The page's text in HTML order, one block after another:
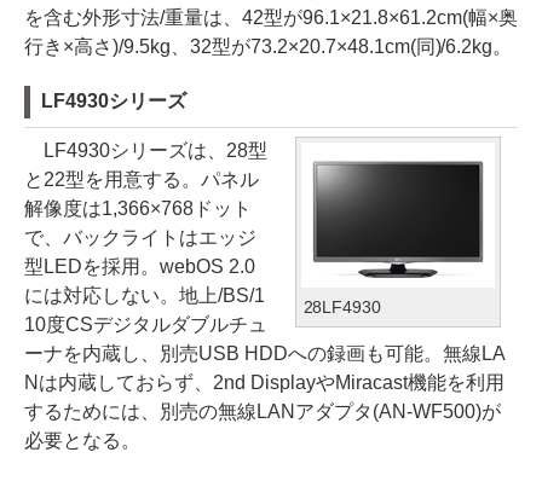
を含む外形寸法/重量は、42型が96.1×21.8×61.2cm(幅×奥
行き×高さ)/9.5kg、32型が73.2×20.7×48.1cm(同)/6.2kg。
LF4930シリーズ
28LF4930
LF4930シリーズは、28型
と22型を用意する。パネル
解像度は1,366×768ドット
で、バックライトはエッジ
型LEDを採用。webOS 2.0
には対応しない。地上/BS/1
10度CSデジタルダブルチュ
ーナを内蔵し、別売USB HDDへの録画も可能。無線LA
Nは内蔵しておらず、2nd DisplayやMiracast機能を利用
するためには、別売の無線LANアダプタ(AN-WF500)が
必要となる。